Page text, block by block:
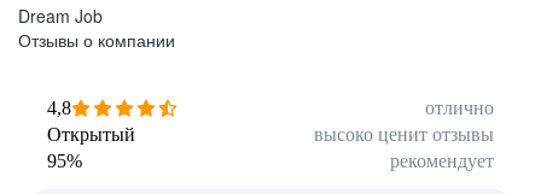
Dream Job
Отзывы о компании
4,8
отлично
Открытый
высоко ценит отзывы
95% рекомендует